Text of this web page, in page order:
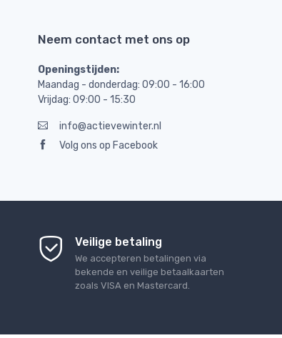
Neem contact met ons op
Openingstijden:
Maandag - donderdag: 09:00 - 16:00
Vrijdag: 09:00 - 15:30
info@actievewinter.nl
Volg ons op Facebook
Veilige betaling
We accepteren betalingen via
bekende en veilige betaalkaarten
zoals VISA en Mastercard.